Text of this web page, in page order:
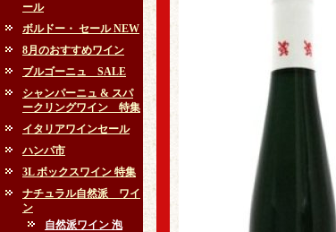
ール
ボルドー・ セール NEW
8月のおすすめワイン
ブルゴーニュ SALE
シャンパーニュ & スパ
ークリングワイン 特集
イタリアワインセール
ハンパ市
3L ボックスワイン 特集
ナチュラル自然派 ワイ
ン
自然派ワイン 泡